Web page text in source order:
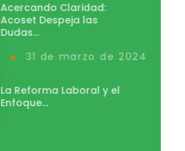
Acercando Claridad:
Acoset Despeja las
Dudas…
31 de marzo de 2024
La Reforma Laboral y el
Enfoque…